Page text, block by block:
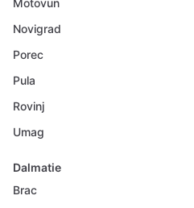
Motovun
Novigrad
Porec
Pula
Rovinj
Umag
Dalmatie
Brac